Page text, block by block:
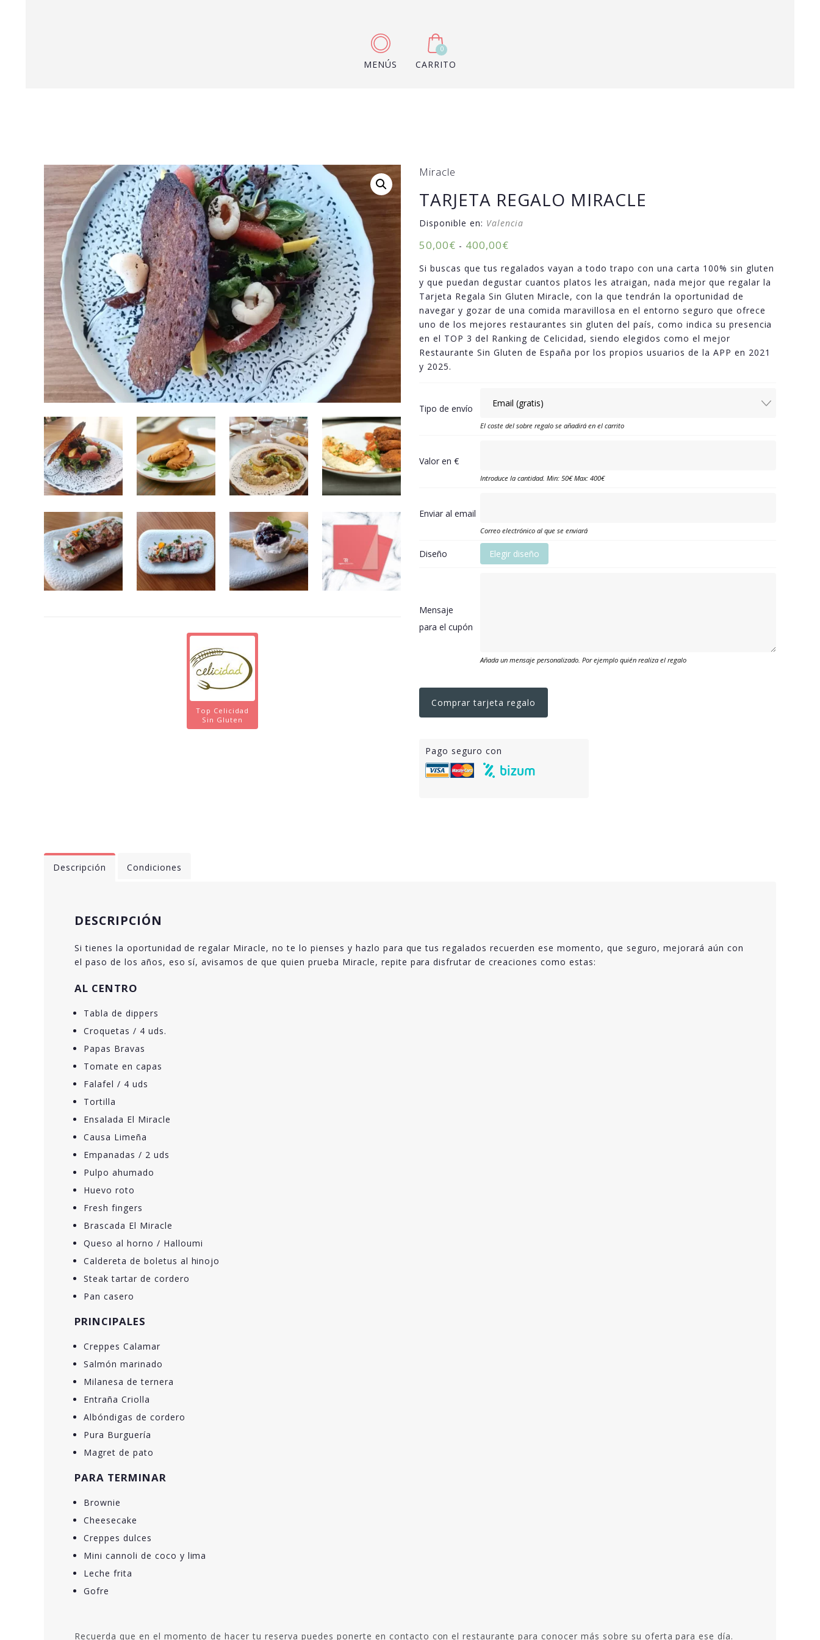
MENÚS
0
CARRITO
Top Celicidad
Sin Gluten
Miracle
TARJETA REGALO MIRACLE
Disponible en: Valencia
50,00€ - 400,00€
Si buscas que tus regalados vayan a todo trapo con una carta 100% sin gluten
y que puedan degustar cuantos platos les atraigan, nada mejor que regalar la
Tarjeta Regala Sin Gluten Miracle, con la que tendrán la oportunidad de
navegar y gozar de una comida maravillosa en el entorno seguro que ofrece
uno de los mejores restaurantes sin gluten del país, como indica su presencia
en el TOP 3 del Ranking de Celicidad, siendo elegidos como el mejor
Restaurante Sin Gluten de España por los propios usuarios de la APP en 2021
y 2025.
Tipo de envío
El coste del sobre regalo se añadirá en el carrito
Valor en €
Introduce la cantidad. Min: 50€ Max: 400€
Enviar al email
Correo electrónico al que se enviará
Diseño Elegir diseño
Mensaje
para el cupón
Añada un mensaje personalizado. Por ejemplo quién realiza el regalo
Comprar tarjeta regalo
Pago seguro con
Descripción Condiciones
DESCRIPCIÓN
Si tienes la oportunidad de regalar Miracle, no te lo pienses y hazlo para que tus regalados recuerden ese momento, que seguro, mejorará aún con
el paso de los años, eso sí, avisamos de que quien prueba Miracle, repite para disfrutar de creaciones como estas:
AL CENTRO
Tabla de dippers
Croquetas / 4 uds.
Papas Bravas
Tomate en capas
Falafel / 4 uds
Tortilla
Ensalada El Miracle
Causa Limeña
Empanadas / 2 uds
Pulpo ahumado
Huevo roto
Fresh fingers
Brascada El Miracle
Queso al horno / Halloumi
Caldereta de boletus al hinojo
Steak tartar de cordero
Pan casero
PRINCIPALES
Creppes Calamar
Salmón marinado
Milanesa de ternera
Entraña Criolla
Albóndigas de cordero
Pura Burguería
Magret de pato
PARA TERMINAR
Brownie
Cheesecake
Creppes dulces
Mini cannoli de coco y lima
Leche frita
Gofre
Recuerda que en el momento de hacer tu reserva puedes ponerte en contacto con el restaurante para conocer más sobre su oferta para ese día.